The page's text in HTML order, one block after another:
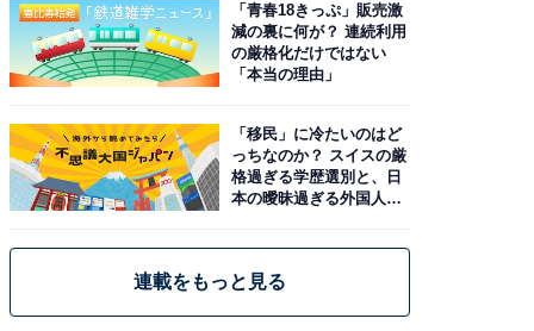
「青春18きっぷ」販売激
減の裏に何が？ 連続利用
の厳格化だけではない
「本当の理由」
「移民」に冷たいのはど
っちなのか？ スイスの厳
格過ぎる学歴選別と、日
本の曖昧過ぎる外国人政
連載をもっと見る